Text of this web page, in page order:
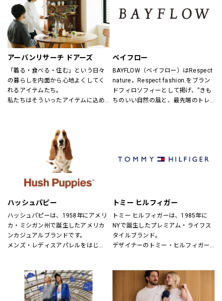
てきました。
アウトドア・ライフスタルウェア等
の幅広いアイテムをメンズ・ウィメ
ンズ・ユニセックスにて展開してお
ります。
アーバンリサーチ ドアーズ
「着る・食べる・住む」という日々
の暮らしを内面から心地よくしてく
れるアイテムたち。
私たちはそういったアイテムに込め
「新しい価値観へのドア」を開く案
内役として、日々の暮らしの中で大
切なものを一緒に見つけていきたい
と考えています。
あなたらしいスタイル、あなたにと
ってのベーシックを、DOORSへ探し
ベイフロー
BAYFLOW（ベイフロー）はRespect
nature，Respect fashion.をブラン
ドフィロソフィーとして掲げ、“きも
ちのいい自然の風と、最先端のトレ
ハッシュパピー
ハッシュパピーは、1958年にアメリ
カ・ミシガン州で誕生したアメリカ
ンカジュアルブランドです。
メンズ・レディスアパレルをはじ
定期的にお得なキャンペーンも開
催！皆様のご来店を心よりお待ちし
ております！
トミー ヒルフィガー
トミー ヒルフィガーは、1985年に
NYで誕生したプレミアム・ライフス
タイルブランド。
デザイナーのトミー・ヒルフィガー
にモダンなツイストを加えた、遊び
心と上品さが特徴です。